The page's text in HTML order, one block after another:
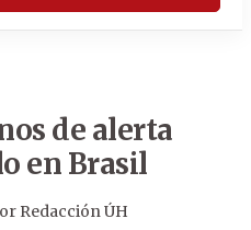
de alerta
en Brasil
Redacción ÚH